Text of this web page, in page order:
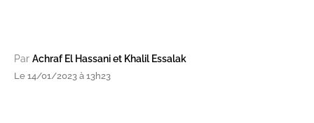
Par Achraf El Hassani et Khalil Essalak
Le 14/01/2023 à 13h23